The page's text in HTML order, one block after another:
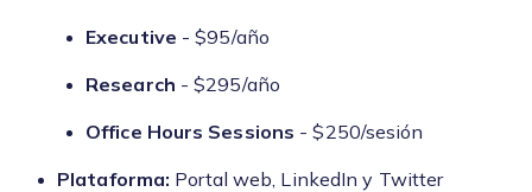
Executive - $95/año
Research - $295/año
Office Hours Sessions - $250/sesión
Plataforma: Portal web, LinkedIn y Twitter